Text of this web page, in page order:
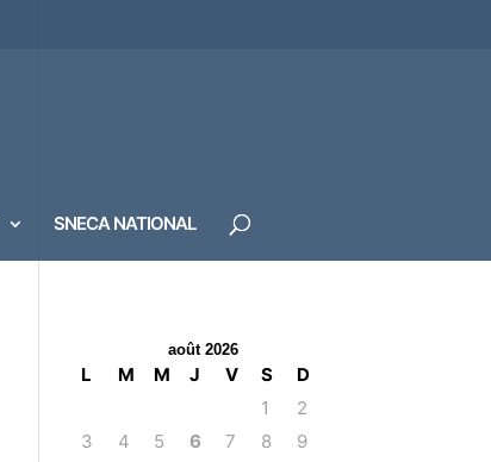
SNECA NATIONAL
août 2026
L M M J V S
D
1
2
3
4 5 6 7 8
9